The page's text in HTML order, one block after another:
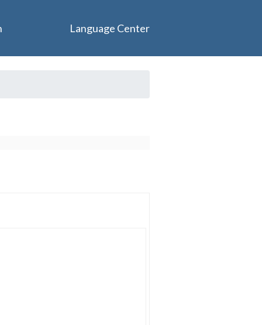
Language Center